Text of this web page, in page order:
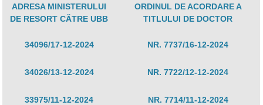
ADRESA MINISTERULUI
DE RESORT CĂTRE UBB
ORDINUL DE ACORDARE A
TITLULUI DE DOCTOR
34096/17-12-2024 NR. 7737/16-12-2024
34026/13-12-2024 NR. 7722/12-12-2024
33975/11-12-2024 NR. 7714/11-12-2024